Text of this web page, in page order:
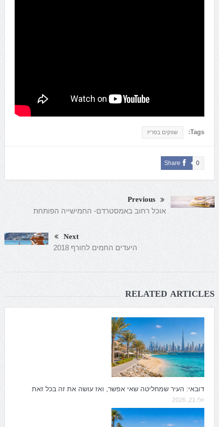
Tags: שווקים בפריז
Share 0
Previous
אוכל רחוב באמסטרדם- החמישייה הפותחת
Next
היעדים החמים לחורף 2018
RELATED ARTICLES
דובאי: העיר שמחליטה שאי אפשר, ואז עושה את זה בכל זאת
יולי 21, 2026